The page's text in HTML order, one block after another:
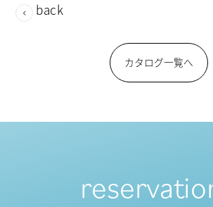
back
カタログ一覧へ